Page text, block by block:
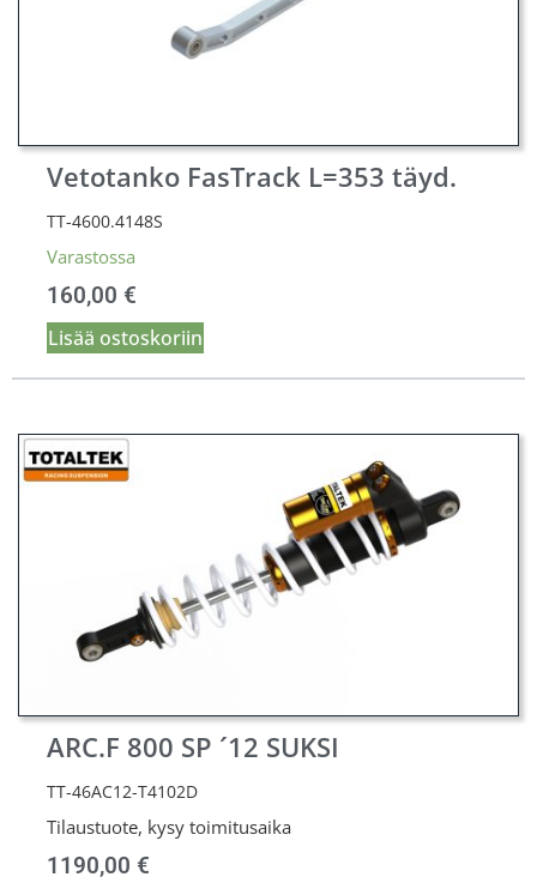
Vetotanko FasTrack L=353 täyd.
TT-4600.4148S
Varastossa
160,00 €
Lisää ostoskoriin
ARC.F 800 SP ´12 SUKSI
TT-46AC12-T4102D
Tilaustuote, kysy toimitusaika
1190,00 €